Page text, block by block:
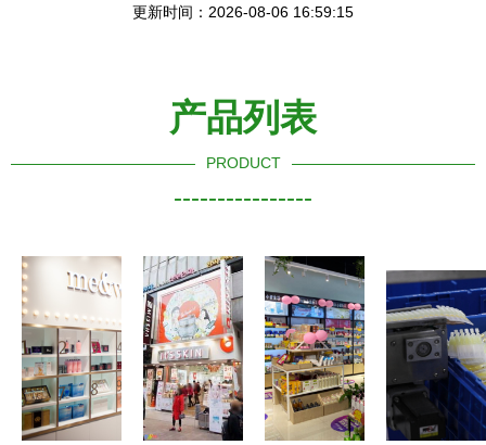
更新时间：2026-08-06 16:59:15
产品列表
PRODUCT
----------------